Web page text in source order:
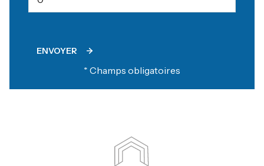
ENVOYER
* Champs obligatoires